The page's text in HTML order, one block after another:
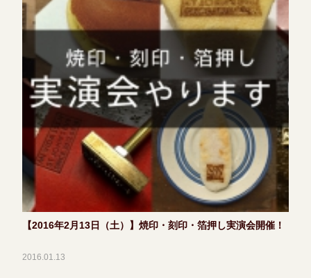
【2016年2月13日（土）】焼印・刻印・箔押し実演会開催！
2016.01.13